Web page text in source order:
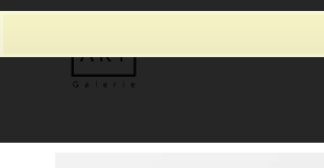
Diese Seite verwendet Cookies und